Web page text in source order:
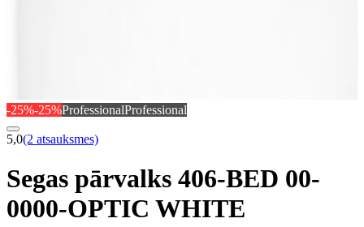
-25%-25%ProfessionalProfessional
5,0(2 atsauksmes)
Segas pārvalks 406-BED 00-
0000-OPTIC WHITE